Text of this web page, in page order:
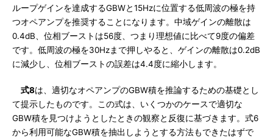
ループゲインを達成するGBWと15Hzに位置する低周波の極を持
つオペアンプを推奨することになります。中域ゲインの離散は
0.4dB、位相ブーストは56度、つまり理想値に比べて9度の偏差
です。低周波の極を30Hzまで押しやると、ゲインの離散は0.2dB
に減少し、位相ブーストの誤差は4.4度に縮小します。
式8は、適切なオペアンプのGBW積を推論するための基礎とし
て提示したものです。この式は、いくつかのケースで適切な
GBW積を見つけようとしたときの観察と反復に基づきます。式6
から利用可能なGBW積を抽出しようとする方法もできたはずで